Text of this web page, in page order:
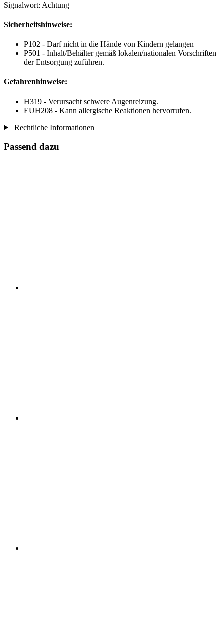
Signalwort: Achtung
Sicherheitshinweise:
P102 - Darf nicht in die Hände von Kindern gelangen
P501 - Inhalt/Behälter gemäß lokalen/nationalen Vorschriften
der Entsorgung zuführen.
Gefahrenhinweise:
H319 - Verursacht schwere Augenreizung.
EUH208 - Kann allergische Reaktionen hervorrufen.
Rechtliche Informationen
Passend dazu